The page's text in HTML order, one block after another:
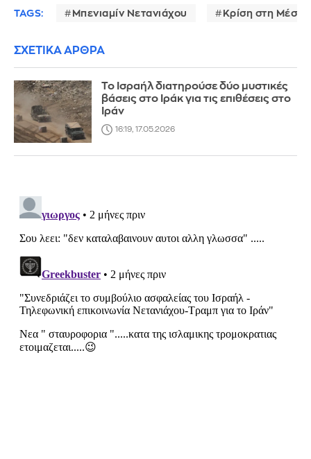
TAGS: Μπενιαμίν Νετανιάχου Κρίση στη Μέση
ΣΧΕΤΙΚΑ ΑΡΘΡΑ
Το Ισραήλ διατηρούσε δύο μυστικές
βάσεις στο Ιράκ για τις επιθέσεις στο
Ιράν
16:19, 17.05.2026